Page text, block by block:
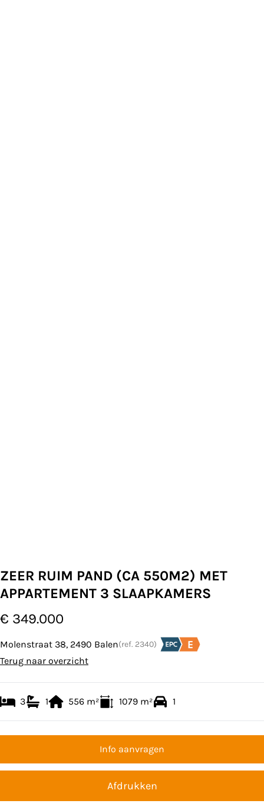
ZEER RUIM PAND (CA 550M2) MET
APPARTEMENT 3 SLAAPKAMERS
€ 349.000
Molenstraat 38, 2490 Balen(ref. 2340)
Terug naar overzicht
3 1 556 m² 1079 m² 1
Info aanvragen
Afdrukken